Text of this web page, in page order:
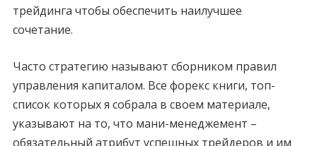
трейдинга чтобы обеспечить наилучшее
сочетание.
Часто стратегию называют сборником правил
управления капиталом. Все форекс книги, топ-
список которых я собрала в своем материале,
указывают на то, что мани-менеджемент –
обязательный атрибут успешных трейдеров и им